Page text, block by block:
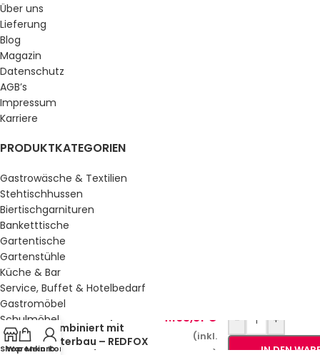
Über uns
Lieferung
Blog
Magazin
Datenschutz
AGB’s
Impressum
Karriere
PRODUKTKATEGORIEN
Gastrowäsche & Textilien
Stehtischhussen
Biertischgarnituren
Banketttische
Gartentische
Gartenstühle
Küche & Bar
Service, Buffet & Hotelbedarf
Gastromöbel
Schulmöbel
Sale %
Shop
Warenkorb
Mein Konto
Elektro-Grillplatte
kombiniert mit
Unterbau – REDFOX
4.163,81 €
(inkl.
- +
IN DEN